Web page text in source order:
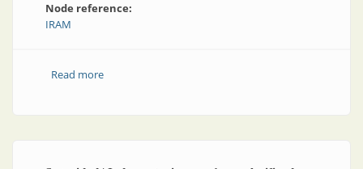
Node reference:
IRAM
Read moreabout El aporte de IRAM a la industria